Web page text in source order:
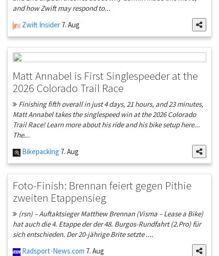
and how Zwift may respond to...
Zwift Insider 7. Aug
Matt Annabel is First Singlespeeder at the
2026 Colorado Trail Race
Finishing fifth overall in just 4 days, 21 hours, and 23 minutes,
Matt Annabel takes the singlespeed win at the 2026 Colorado
Trail Race! Learn more about his ride and his bike setup here...
The...
Bikepacking 7. Aug
Foto-Finish: Brennan feiert gegen Pithie
zweiten Etappensieg
(rsn) – Auftaktsieger Matthew Brennan (Visma – Lease a Bike)
hat auch die 4. Etappe der der 48. Burgos-Rundfahrt (2.Pro) für
sich entschieden. Der 20-jährige Brite setzte ....
Radsport-News.com 7. Aug